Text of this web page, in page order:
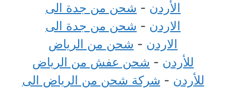
الأردن - شحن من جدة الى
الاردن - شحن من جدة الى
الاردن - شحن من الرياض
للأردن - شحن عفش من الرياض
للأردن - شركة شحن من الرياض الى